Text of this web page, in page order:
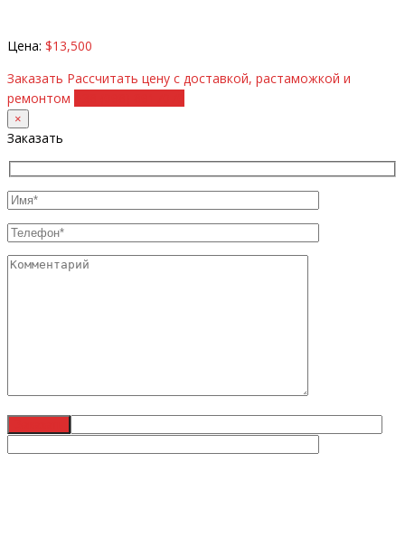
Цена: $13,500
Заказать Рассчитать цену с доставкой, растаможкой и
ремонтом
×
Заказать